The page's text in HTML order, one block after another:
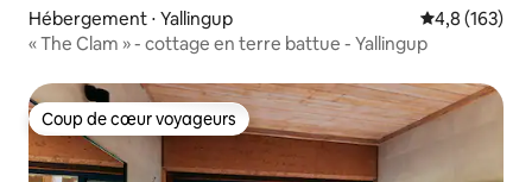
Hébergement ⋅ Yallingup Évaluation
4,8 (163)
« The Clam » - cottage en terre battue - Yallingup
Coup de cœur voyageurs
Coup de cœur voyageurs